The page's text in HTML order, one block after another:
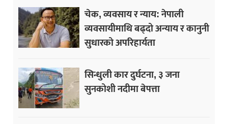
चेक, व्यवसाय र न्याय: नेपाली
व्यवसायीमाथि बढ्दो अन्याय र कानुनी
सुधारको अपरिहार्यता
सिन्धुली कार दुर्घटना, ३ जना
सुनकोशी नदीमा बेपत्ता